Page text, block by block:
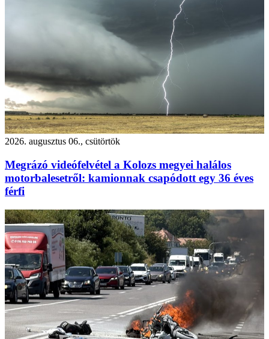
2026. augusztus 06., csütörtök
Megrázó videófelvétel a Kolozs megyei halálos
motorbalesetről: kamionnak csapódott egy 36 éves
férfi